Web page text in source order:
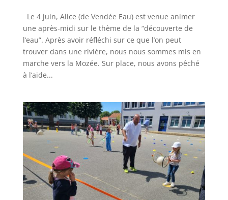
Le 4 juin, Alice (de Vendée Eau) est venue animer
une après-midi sur le thème de la “découverte de
l’eau”. Après avoir réfléchi sur ce que l’on peut
trouver dans une rivière, nous nous sommes mis en
marche vers la Mozée. Sur place, nous avons pêché
à l’aide...